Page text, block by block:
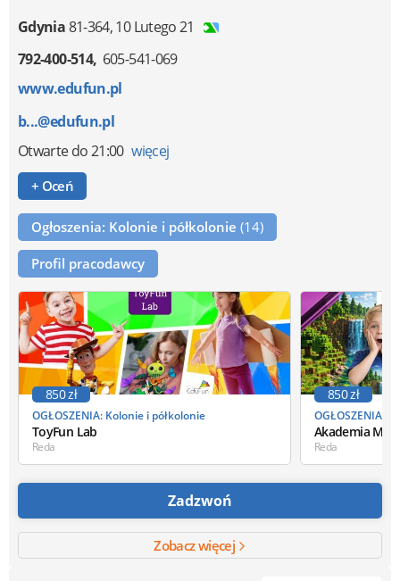
Gdynia81-364,10 Lutego 21
792-400-514 605-541-069
www.edufun.pl
b...@edufun.pl
Otwartedo 21:00 więcej
+ Oceń
Ogłoszenia: Kolonie i półkolonie (14)
Profil pracodawcy
OGŁOSZENIA: Kolonie i półkolonie
ToyFun Lab
850 zł
Reda
OGŁOSZENIA:
Akademia
850 zł
Reda
Zadzwoń
Zobacz więcej